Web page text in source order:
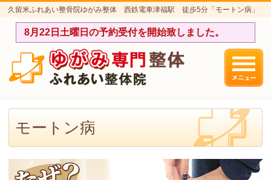
久留米ふれあい整骨院ゆがみ整体 西鉄電車津福駅 徒歩5分「モートン病」
8月22日土曜日の予約受付を開始致しました。
モートン病